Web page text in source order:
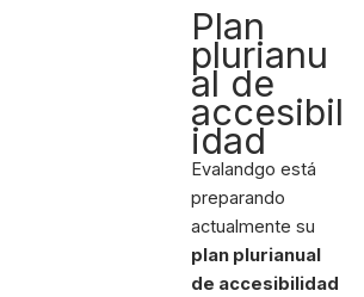
Plan
plurianu
al de
accesibil
idad
Evalandgo está
preparando
actualmente su
plan plurianual
de accesibilidad